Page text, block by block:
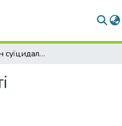
Аналіз причин суїцидальної поведінки в контексті психоаналітичної теорії